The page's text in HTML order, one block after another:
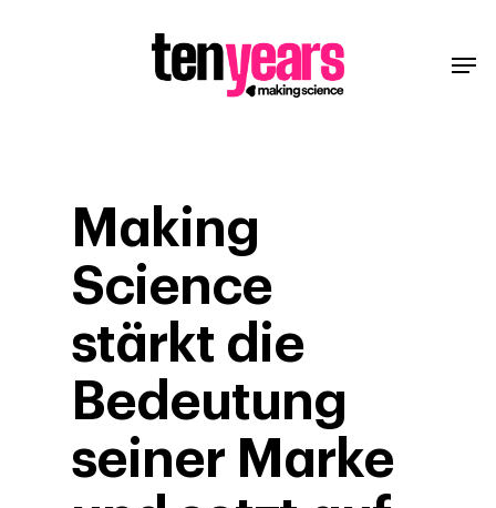
Making
Science
stärkt die
Bedeutung
seiner Marke